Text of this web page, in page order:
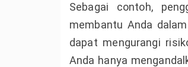
Sebagai contoh,
membantu Anda
dapat mengurangi
Anda hanya